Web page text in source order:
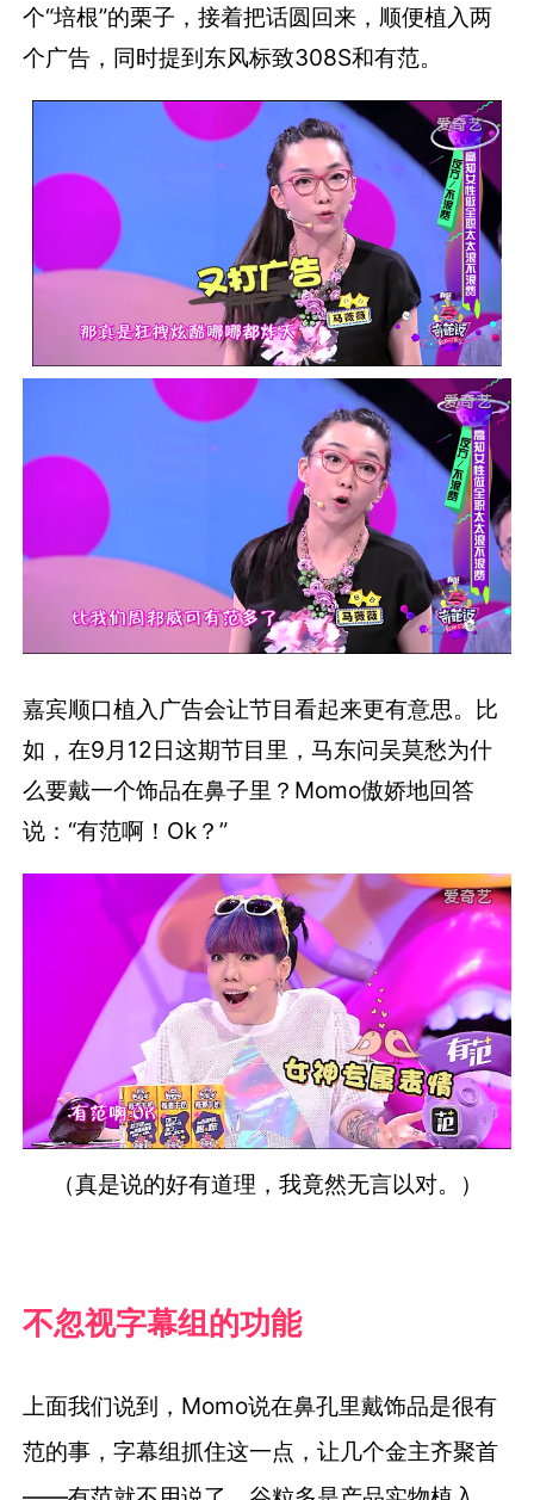
个“培根”的栗子，接着把话圆回来，顺便植入两
个广告，同时提到东风标致308S和有范。
嘉宾顺口植入广告会让节目看起来更有意思。比
如，在9月12日这期节目里，马东问吴莫愁为什
么要戴一个饰品在鼻子里？Momo傲娇地回答
说：“有范啊！Ok？”
（真是说的好有道理，我竟然无言以对。）
不忽视字幕组的功能
上面我们说到，Momo说在鼻孔里戴饰品是很有
范的事，字幕组抓住这一点，让几个金主齐聚首